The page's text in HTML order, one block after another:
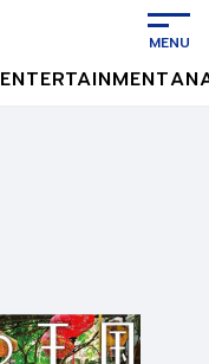
ENTERTAINMENT